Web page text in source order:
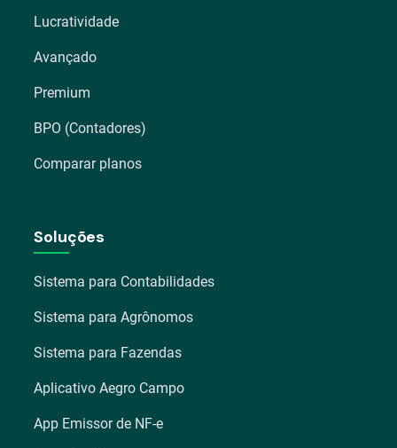
Lucratividade
Avançado
Premium
BPO (Contadores)
Comparar planos
Soluções
Sistema para Contabilidades
Sistema para Agrônomos
Sistema para Fazendas
Aplicativo Aegro Campo
App Emissor de NF-e